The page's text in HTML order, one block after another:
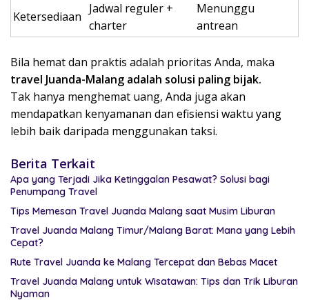
Ketersediaan
Jadwal reguler +
charter
Menunggu
antrean
Bila hemat dan praktis adalah prioritas Anda, maka
travel Juanda-Malang adalah solusi paling bijak.
Tak hanya menghemat uang, Anda juga akan
mendapatkan kenyamanan dan efisiensi waktu yang
lebih baik daripada menggunakan taksi.
Berita Terkait
Apa yang Terjadi Jika Ketinggalan Pesawat? Solusi bagi
Penumpang Travel
Tips Memesan Travel Juanda Malang saat Musim Liburan
Travel Juanda Malang Timur/Malang Barat: Mana yang Lebih
Cepat?
Rute Travel Juanda ke Malang Tercepat dan Bebas Macet
Travel Juanda Malang untuk Wisatawan: Tips dan Trik Liburan
Nyaman